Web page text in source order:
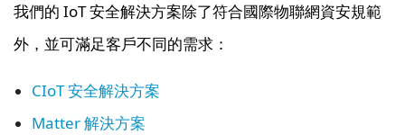
我們的 IoT 安全解決方案除了符合國際物聯網資安規範
外，並可滿足客戶不同的需求：
CIoT 安全解決方案
Matter 解決方案